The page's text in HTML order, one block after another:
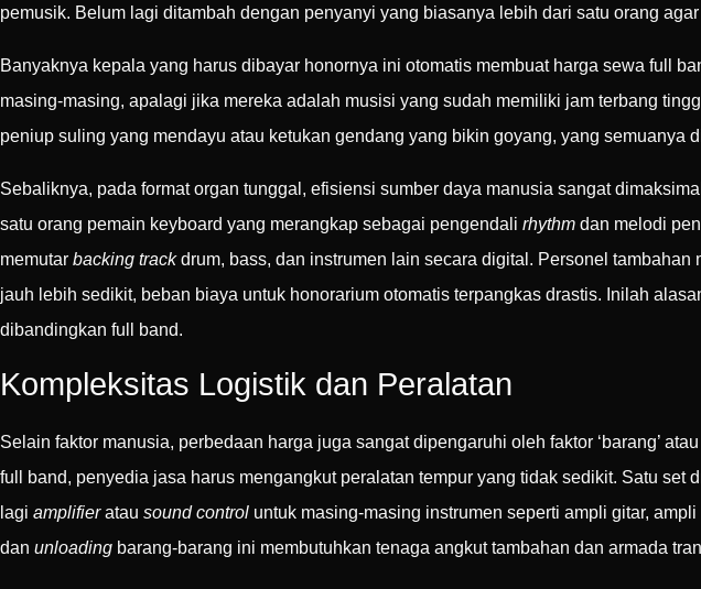
pemusik. Belum lagi ditambah dengan penyanyi yang biasanya lebih dari satu orang
Banyaknya kepala yang harus dibayar honornya ini otomatis membuat harga sewa full
masing-masing, apalagi jika mereka adalah musisi yang sudah memiliki jam terbang
peniup suling yang mendayu atau ketukan gendang yang bikin goyang, yang semuanya
Sebaliknya, pada format organ tunggal, efisiensi sumber daya manusia sangat
satu orang pemain keyboard yang merangkap sebagai pengendali rhythm dan melodi
memutar backing trackdrum, bass, dan instrumen lain secara digital. Personel
jauh lebih sedikit, beban biaya untuk honorarium otomatis terpangkas drastis. Inilah
dibandingkan full band.
Kompleksitas Logistik dan Peralatan
Selain faktor manusia, perbedaan harga juga sangat dipengaruhi oleh faktor ‘barang’
full band, penyedia jasa harus mengangkut peralatan tempur yang tidak sedikit. Satu
lagi amplifieratau sound control untuk masing-masing instrumen seperti ampli gitar,
dan unloading barang-barang ini membutuhkan tenaga angkut tambahan dan armada